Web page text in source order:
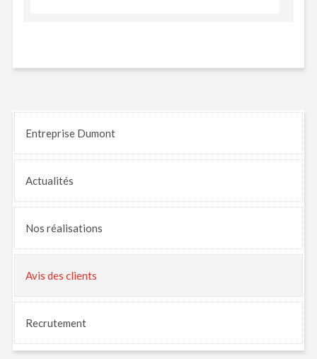
Entreprise Dumont
Actualités
Nos réalisations
Avis des clients
Recrutement